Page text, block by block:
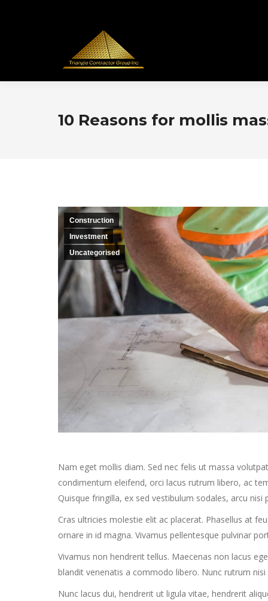
10 Reasons for mollis
Construction
Investment
Uncategorised
Nam eget mollis diam. Sed nec felis ut massa
condimentum eleifend, orci lacus rutrum libero, ac
Quisque fringilla, ex sed vestibulum sodales, arcu
Cras ultricies molestie elit ac placerat. Phasellus at
ornare in id magna. Vivamus pellentesque pulvinar
Vivamus non hendrerit tellus. Maecenas non lacus
blandit venenatis a commodo libero. Nunc rutrum
Nunc lacus dui, hendrerit ut ligula vitae, hendrerit